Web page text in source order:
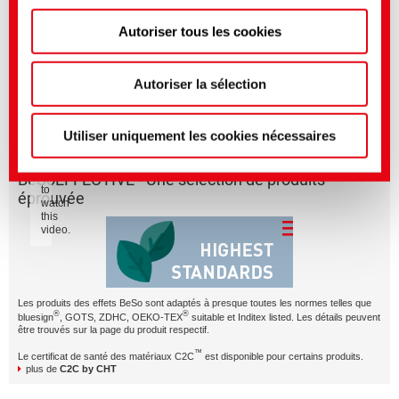
Vous pouvez effectuer des réglages plus précis ici ou
dans notrepolitique de confidentialité.(Mentions
Autoriser tous les cookies
Autoriser la sélection
Utiliser uniquement les cookies nécessaires
BeSoSOFT – just one of our smart effects with character.
Please
cookies
to
watch
this
video.
BeSoEFFECTIVE - Une sélection de produits
éprouvée
Les produits des effets BeSo sont adaptés à presque toutes les normes telles que
bluesign® , GOTS, ZDHC, OEKO-TEX® suitable et Inditex listed. Les détails peuvent
être trouvés sur la page du produit respectif.
Le certificat de santé des matériaux C2C™ est disponible pour certains produits.
plus de C2C by CHT